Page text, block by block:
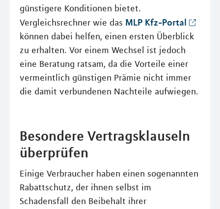
günstigere Konditionen bietet.
Vergleichsrechner wie das MLP Kfz-Portal
können dabei helfen, einen ersten Überblick
zu erhalten. Vor einem Wechsel ist jedoch
eine Beratung ratsam, da die Vorteile einer
vermeintlich günstigen Prämie nicht immer
die damit verbundenen Nachteile aufwiegen.
Besondere Vertragsklauseln
überprüfen
Einige Verbraucher haben einen sogenannten
Rabattschutz, der ihnen selbst im
Schadensfall den Beibehalt ihrer